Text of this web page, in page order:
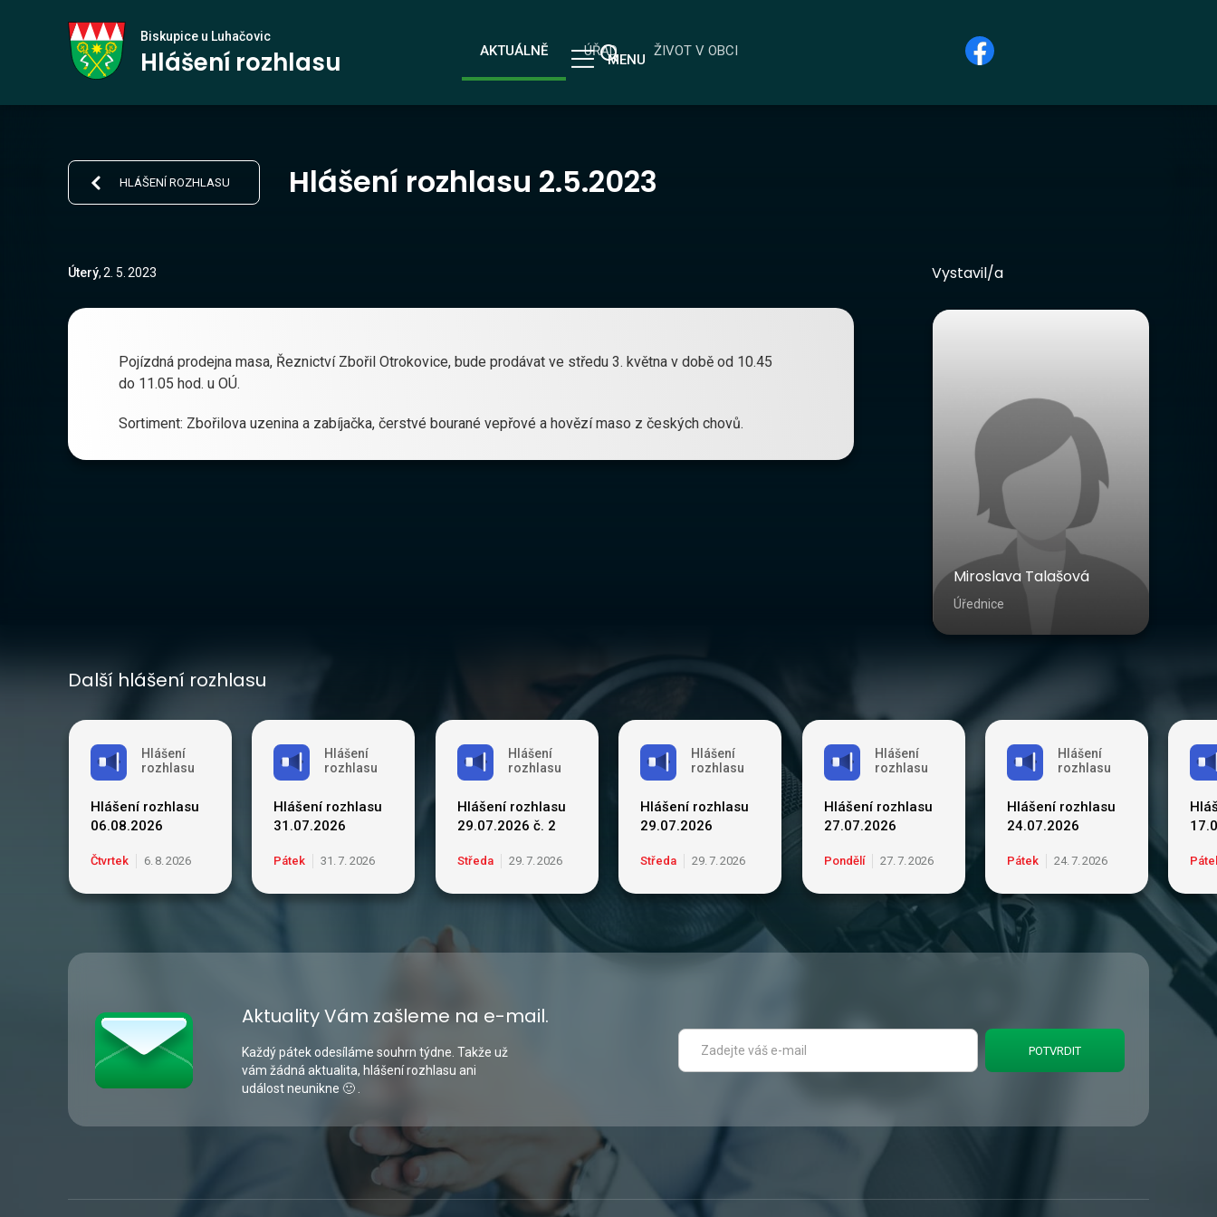
Biskupice
u Luhačovic
AKTUÁLNĚ ÚŘAD ŽIVOT V OBCI
MENU
Biskupice u Luhačovic
Hlášení rozhlasu
HLÁŠENÍ ROZHLASU Hlášení rozhlasu 2.5.2023
Úterý, 2 5 2023
Pojízdná prodejna masa, Řeznictví Zbořil Otrokovice, bude prodávat ve středu 3. května v době od 10.45
do 11.05 hod. u OÚ.
Sortiment: Zbořilova uzenina a zabíjačka, čerstvé bourané vepřové a hovězí maso z českých chovů.
Vystavil/a
Miroslava Talašová
Úřednice
Další hlášení rozhlasu
Hlášení
rozhlasu
Hlášení rozhlasu
06.08.2026
Čtvrtek 6. 8.2026
Hlášení
rozhlasu
Hlášení rozhlasu
31.07.2026
Pátek 31 .7. 2026
Hlášení
rozhlasu
Hlášení rozhlasu
29.07.2026 č. 2
Středa 29.7.2026
Hlášení
rozhlasu
Hlášení rozhlasu
29.07.2026
Středa 29.7.2026
Hlášení
rozhlasu
Hlášení rozhlasu
27.07.2026
Pondělí 27.7.2026
Hlášení
rozhlasu
Hlášení rozhlasu
24.07.2026
Pátek 24.7.2026
Aktuality Vám zašleme na e-mail.
Každý pátek odesíláme souhrn týdne. Takže už
vám žádná aktualita, hlášení rozhlasu ani
událost neunikne 🙂 .